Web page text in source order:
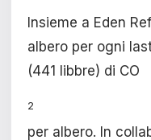
Insieme a Eden
albero per ogni
(441 libbre) di CO
2
per albero. In